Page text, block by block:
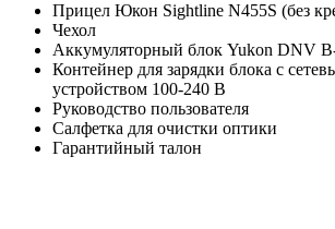
Прицел Юкон Sightline N455S (без
Чехол
Аккумуляторный блок Yukon DNV
Контейнер для зарядки блока с
устройством 100-240 В
Руководство пользователя
Салфетка для очистки оптики
Гарантийный талон